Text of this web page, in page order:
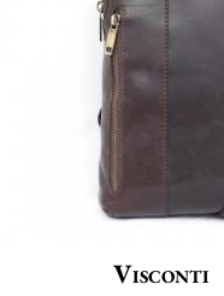
Visconti